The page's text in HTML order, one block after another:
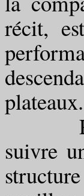
récit,
plateaux.
Plus
suivre